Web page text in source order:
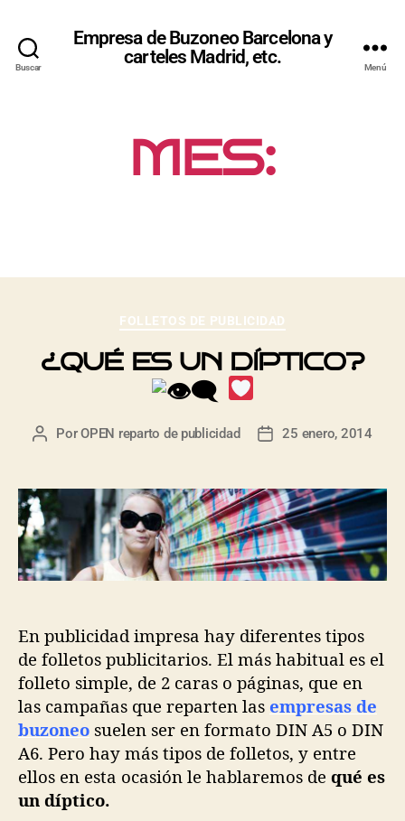
Buscar
Empresa de Buzoneo Barcelona y
carteles Madrid, etc.
Menú
MES:
FOLLETOS DE PUBLICIDAD
¿QUÉ ES UN DÍPTICO?
PorOPEN reparto de publicidad 25 enero, 2014
En publicidad impresa hay diferentes tipos
de folletos publicitarios. El más habitual es el
folleto simple, de 2 caras o páginas, que en
las campañas que reparten las empresas de
buzoneo suelen ser en formato DIN A5 o DIN
A6. Pero hay más tipos de folletos, y entre
ellos en esta ocasión le hablaremos de qué es
un díptico.